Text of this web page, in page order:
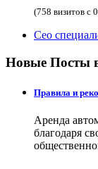
(758 визитов с
Сео
Новые Посты
Правила и
Аренда
благодаря